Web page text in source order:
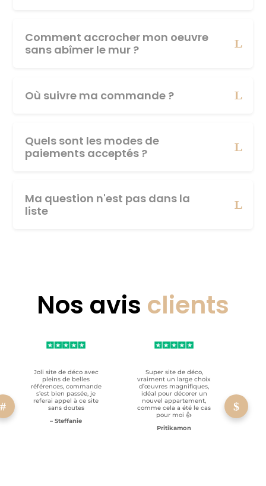
Comment accrocher mon oeuvre
sans abîmer le mur ?
Où suivre ma commande ?
Quels sont les modes de
paiements acceptés ?
Ma question n'est pas dans la
liste
Nos avis clients
Joli site de déco avec
pleins de belles
références, commande
s’est bien passée, je
referai appel à ce site
sans doutes
– Steffanie
Super site de déco,
vraiment un large choix
d’œuvres magnifiques,
idéal pour décorer un
nouvel appartement,
comme cela a été le cas
pour moi 👍
Pritikamon